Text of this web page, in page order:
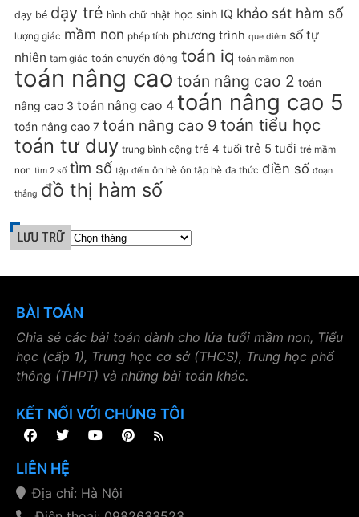
dạy bé dạy trẻ hình chữ nhật học sinh IQ khảo sát hàm số
lượng giác mầm non phép tính phương trình que diêm số tự
nhiên tam giác toán chuyển động toán iq toán mầm non
toán nâng cao toán nâng cao 2 toán
nâng cao 3 toán nâng cao 4 toán nâng cao 5
toán nâng cao 7 toán nâng cao 9 toán tiểu học
toán tư duy trung bình cộng trẻ 4 tuổi trẻ 5 tuổi trẻ mầm
non tìm 2 số tìm số tập đếm ôn hè ôn tập hè đa thức điền số đoạn
thẳng đồ thị hàm số
LƯU TRỮ
BÀI TOÁN
Chia sẻ các bài toán dành cho lứa tuổi mầm non, Tiểu
học (cấp 1), Trung học cơ sở (THCS), Trung học phổ
thông (THPT) và những bài toán khác.
KẾT NỐI VỚI CHÚNG TÔI
LIÊN HỆ
Địa chỉ: Hà Nội